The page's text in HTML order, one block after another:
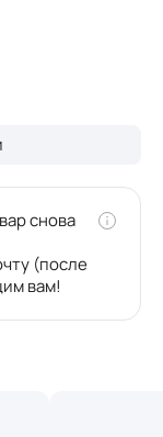
снова
(после
вам!